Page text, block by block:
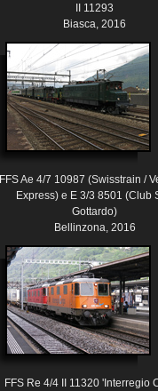
II 11293
Biasca, 2016
FFS Ae 4/7 10987 (Swisstrain /
Express) e E 3/3 8501 (Club
Gottardo)
Bellinzona, 2016
FFS Re 4/4 II 11320 'Interregio